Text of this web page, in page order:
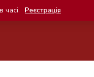
часі. Реєстрація